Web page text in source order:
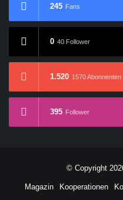
245 Fans
0 40 Follower
1.520 1570 Abonnenten
395 Follower
© Copyright
Magazin Kooperationen